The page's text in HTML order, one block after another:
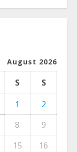
August 2026
S
S
1
2
8
9
15
16